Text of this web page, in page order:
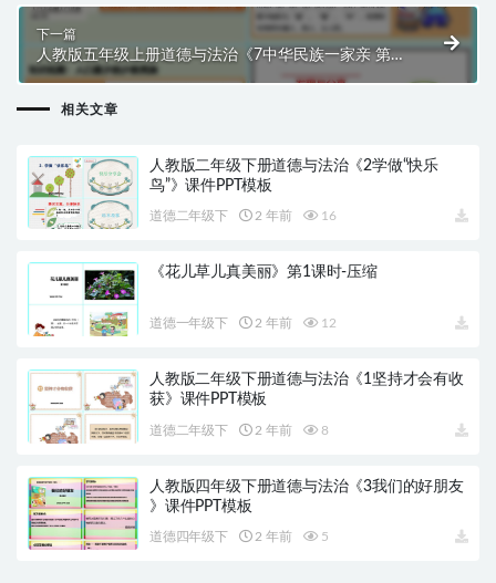
下一篇
人教版五年级上册道德与法治《7中华民族一家亲 第一
课时》课件PPT模板
相关文章
人教版二年级下册道德与法治《2学做“快乐
鸟”》课件PPT模板
道德二年级下 2 年前 16
《花儿草儿真美丽》第1课时-压缩
道德一年级下 2 年前 12
人教版二年级下册道德与法治《1坚持才会有收
获》课件PPT模板
道德二年级下 2 年前 8
人教版四年级下册道德与法治《3我们的好朋友
》课件PPT模板
道德四年级下 2 年前 5